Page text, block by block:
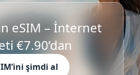
eSIM – İnternet
€7.90’dan
şimdi al